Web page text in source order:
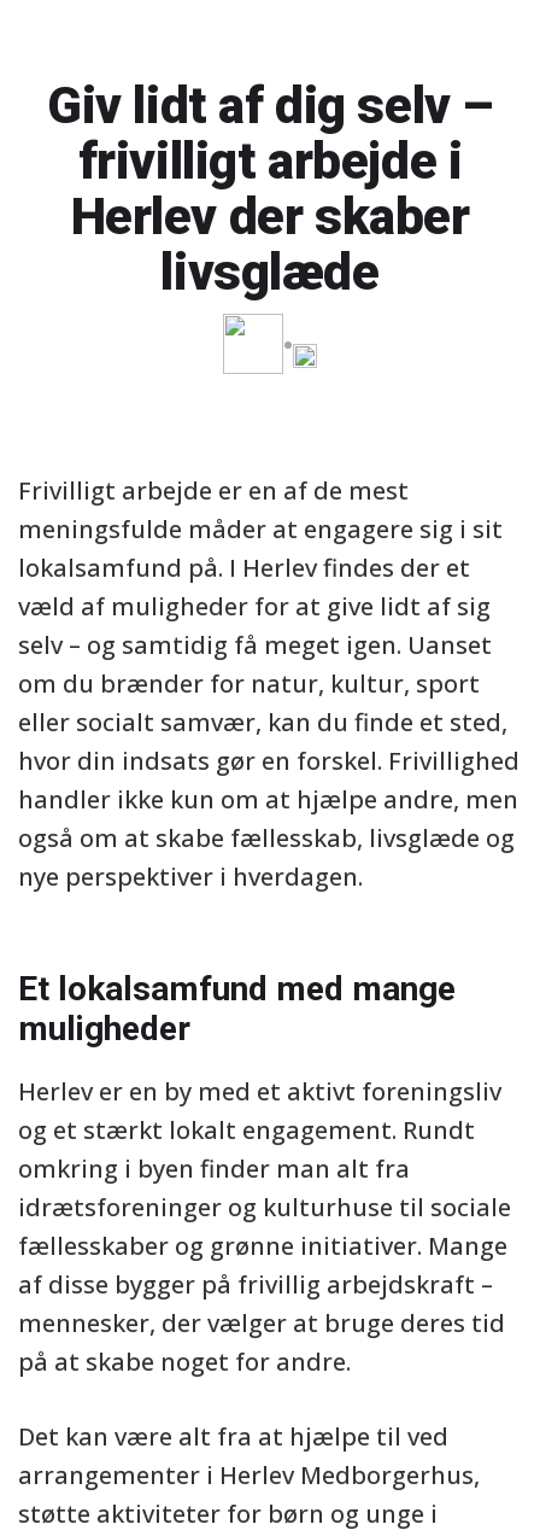
Giv lidt af dig selv –
frivilligt arbejde i
Herlev der skaber
livsglæde
Frivilligt arbejde er en af de mest
meningsfulde måder at engagere sig i sit
lokalsamfund på. I Herlev findes der et
væld af muligheder for at give lidt af sig
selv – og samtidig få meget igen. Uanset
om du brænder for natur, kultur, sport
eller socialt samvær, kan du finde et sted,
hvor din indsats gør en forskel. Frivillighed
handler ikke kun om at hjælpe andre, men
også om at skabe fællesskab, livsglæde og
nye perspektiver i hverdagen.
Et lokalsamfund med mange
muligheder
Herlev er en by med et aktivt foreningsliv
og et stærkt lokalt engagement. Rundt
omkring i byen finder man alt fra
idrætsforeninger og kulturhuse til sociale
fællesskaber og grønne initiativer. Mange
af disse bygger på frivillig arbejdskraft –
mennesker, der vælger at bruge deres tid
på at skabe noget for andre.
Det kan være alt fra at hjælpe til ved
arrangementer i Herlev Medborgerhus,
støtte aktiviteter for børn og unge i